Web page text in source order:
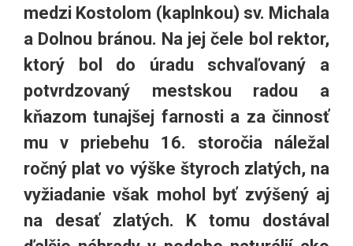
medzi Kostolom (kaplnkou) sv. Michala
a Dolnou bránou. Na jej čele bol rektor,
ktorý bol do úradu schvaľovaný a
potvrdzovaný mestskou radou a
kňazom tunajšej farnosti a za činnosť
mu v priebehu 16. storočia náležal
ročný plat vo výške štyroch zlatých, na
vyžiadanie však mohol byť zvýšený aj
na desať zlatých. K tomu dostával